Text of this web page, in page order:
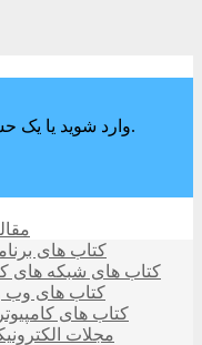
وارد شوید یا یک حساب کاربری جدید ایجاد کنید.
کتاب های
کتاب های شبکه های
کتاب های وب
کتاب های
مجلات